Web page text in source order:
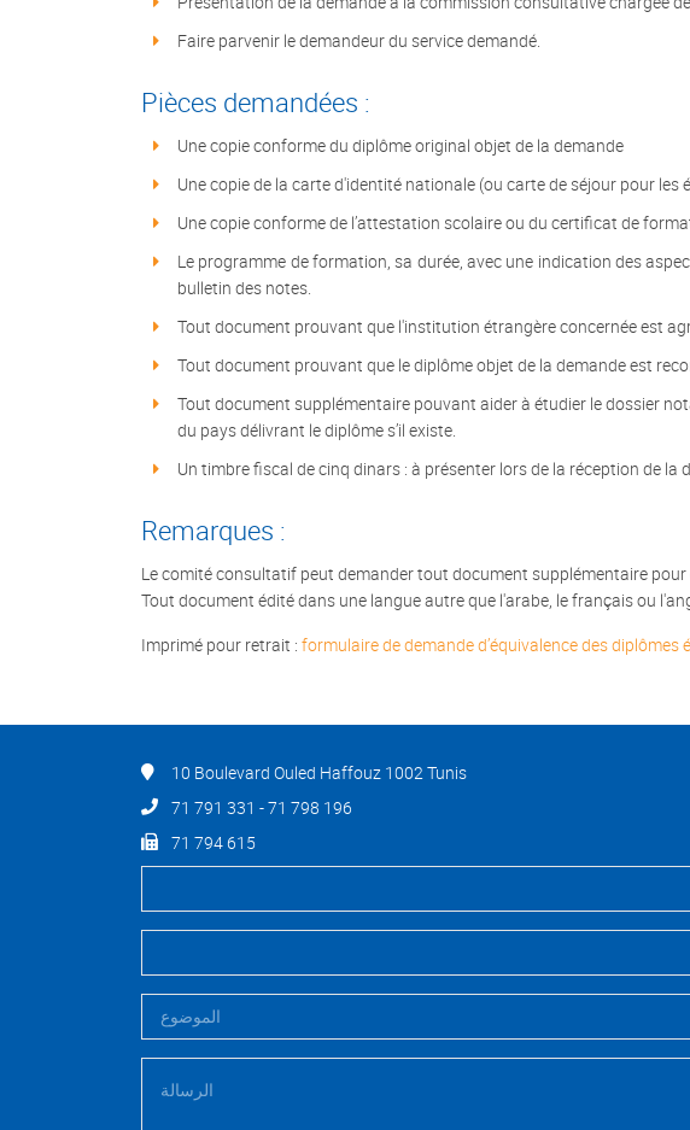
Faire parvenir le demandeur du service demandé.
Pièces demandées :
Une copie conforme du diplôme original objet de la demande
Une copie de la carte d'identité nationale (ou carte de séjour pour les
Une copie conforme de l’attestation scolaire ou du certificat de
Le programme de formation, sa durée, avec une indication des
bulletin des notes.
Tout document prouvant que l'institution étrangère concernée est
Tout document prouvant que le diplôme objet de la demande est
Tout document supplémentaire pouvant aider à étudier le dossier
du pays délivrant le diplôme s’il existe.
Un timbre fiscal de cinq dinars : à présenter lors de la réception de la
Remarques :
Le comité consultatif peut demander tout document supplémentaire pour
Tout document édité dans une langue autre que l'arabe, le français ou
Imprimé pour retrait : formulaire de demande d’équivalence des diplômes
10 Boulevard Ouled Haffouz 1002 Tunis
71 791 331 - 71 798 196
71 794 615